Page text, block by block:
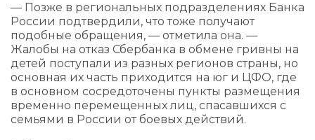
— Позже в региональных подразделениях Банка
России подтвердили, что тоже получают
подобные обращения, — отметила она. —
Жалобы на отказ Сбербанка в обмене гривны на
детей поступали из разных регионов страны, но
основная их часть приходится на юг и ЦФО, где
в основном сосредоточены пункты размещения
временно перемещенных лиц, спасавшихся с
семьями в России от боевых действий.